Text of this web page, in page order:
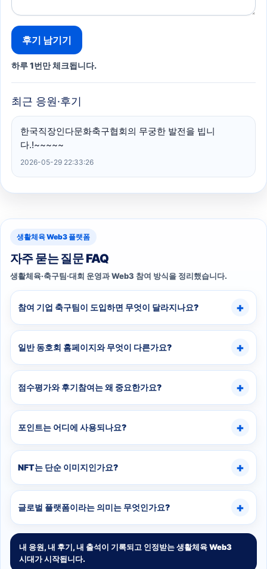
후기 남기기
하루 1번만 체크됩니다.
최근 응원·후기
한국직장인다문화축구협회의 무궁한 발전을 빕니
다.!~~~~~
2026-05-29 22:33:26
생활체육 Web3 플랫폼
자주 묻는 질문 FAQ
생활체육·축구팀·대회 운영과 Web3 참여 방식을 정리했습니다.
참여 기업 축구팀이 도입하면 무엇이 달라지나요?
일반 동호회 홈페이지와 무엇이 다른가요?
점수평가와 후기참여는 왜 중요한가요?
포인트는 어디에 사용되나요?
NFT는 단순 이미지인가요?
글로벌 플랫폼이라는 의미는 무엇인가요?
내 응원, 내 후기, 내 출석이 기록되고 인정받는 생활체육 Web3
시대가 시작됩니다.